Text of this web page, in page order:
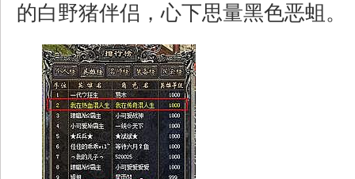
的白野猪伴侣，心下思量黑色恶蛆。